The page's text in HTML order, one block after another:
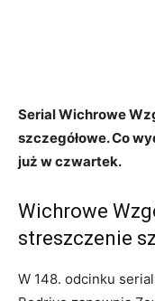
Serial Wichrowe
szczegółowe. Co
już w czwartek.
Wichrowe
streszczenie
W 148. odcinku